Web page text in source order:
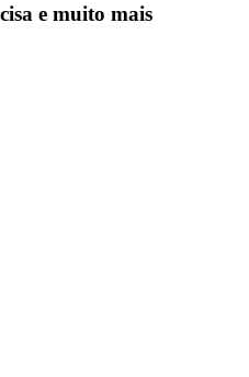
e muito mais